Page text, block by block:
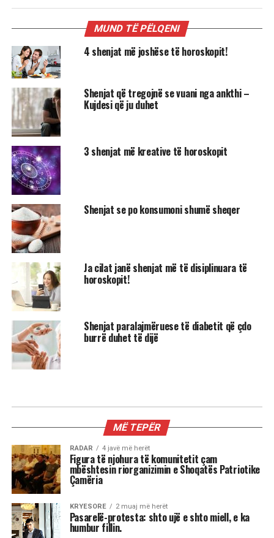
MUND TË PËLQENI
4 shenjat më joshëse të horoskopit!
Shenjat që tregojnë se vuani nga ankthi –
Kujdesi që ju duhet
3 shenjat më kreative të horoskopit
Shenjat se po konsumoni shumë sheqer
Ja cilat janë shenjat më të disiplinuara të
horoskopit!
Shenjat paralajmëruese të diabetit që çdo
burrë duhet të dijë
Kur dita barazohet me natën, Meri
Shehu zbulon se çfarë sjell kjo javë
për çdo shenjë